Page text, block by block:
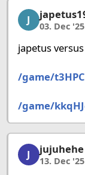
J 03. Dec '25
japetus
/game/
/game/
jujuhehe,
J jujuhehe
13. Dec '25